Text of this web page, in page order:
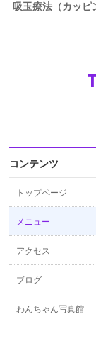
吸玉療法（カッ
コンテンツ
トップページ
メニュー
アクセス
ブログ
わんちゃん写真館